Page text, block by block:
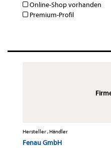
Online-Shop vorhanden
Premium-Profil
Hersteller , Händler
Fenau GmbH